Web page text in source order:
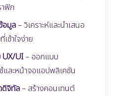
ฟิก
อมูล– วิเคราะห์และนำเสนอ
ข้าใจง่าย
UI– ออกแบบ
และหน้าจอแอปพลิเคชัน
ดิจิทัล– สร้างคอนเทนต์